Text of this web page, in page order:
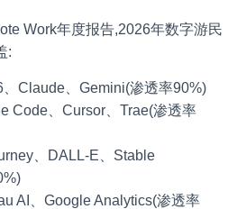
Work年度报告,2026年数字游民
:
、Claude、Gemini(渗透率90%)
Code、Cursor、Trae(渗透率
、DALL-E、Stable
AI、Google Analytics(渗透率